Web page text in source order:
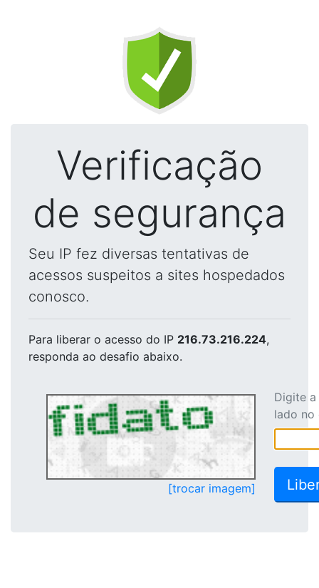
Verificação
de segurança
Seu IP fez diversas tentativas de
acessos suspeitos a sites hospedados
conosco.
Para liberar o acesso do IP 216.73.216.224,
responda ao desafio abaixo.
[trocar imagem]
Digite
lado no